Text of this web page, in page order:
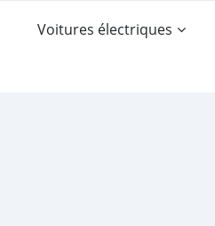
Voitures électriques